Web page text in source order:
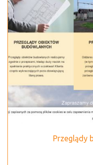
Przeglądy